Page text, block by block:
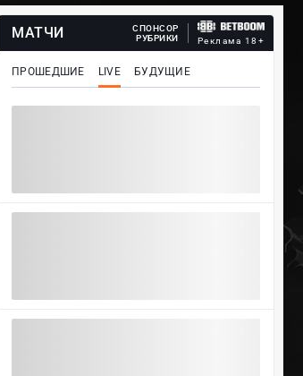
МАТЧИ
СПОНСОР
РУБРИКИ
Реклама 18+
ПРОШЕДШИЕ LIVE БУДУЩИЕ